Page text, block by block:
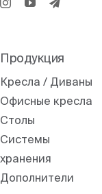
Продукция
Кресла / Диваны
Офисные кресла
Столы
Системы
хранения
Дополнители